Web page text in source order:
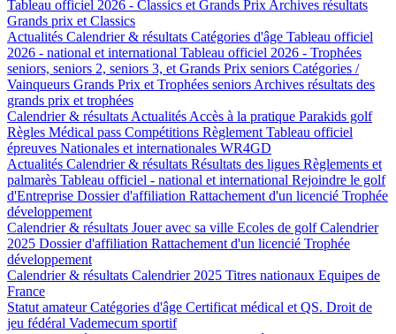
Tableau officiel 2026 - Classics et Grands Prix Archives résultats
Grands prix et Classics
Actualités Calendrier & résultats Catégories d'âge Tableau officiel
2026 - national et international Tableau officiel 2026 - Trophées
seniors, seniors 2, seniors 3, et Grands Prix seniors Catégories /
Vainqueurs Grands Prix et Trophées seniors Archives résultats des
grands prix et trophées
Calendrier & résultats Actualités Accès à la pratique Parakids golf
Règles Médical pass Compétitions Règlement Tableau officiel
épreuves Nationales et internationales WR4GD
Actualités Calendrier & résultats Résultats des ligues Règlements et
palmarès Tableau officiel - national et international Rejoindre le golf
d'Entreprise Dossier d'affiliation Rattachement d'un licencié Trophée
développement
Calendrier & résultats Jouer avec sa ville Ecoles de golfCalendrier
2025 Dossier d'affiliation Rattachement d'un licencié Trophée
développement
Calendrier & résultats Calendrier 2025 Titres nationaux Equipes de
France
Statut amateurCatégories d'âge Certificat médical et QS. Droit de
jeu fédéral Vademecum sportif